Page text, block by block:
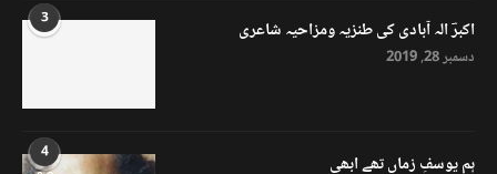
3 اکبرؔ الہ آبادی کی طنزیہ ومزاحیہ شاعری
دسمبر 28, 2019
4 ہم یوسفِ زماں تھے ابھی